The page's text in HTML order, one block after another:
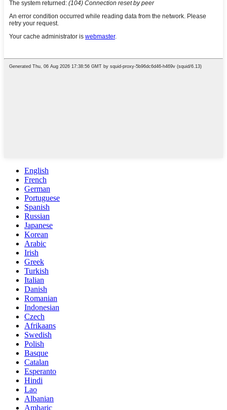
English
French
German
Portuguese
Spanish
Russian
Japanese
Korean
Arabic
Irish
Greek
Turkish
Italian
Danish
Romanian
Indonesian
Czech
Afrikaans
Swedish
Polish
Basque
Catalan
Esperanto
Hindi
Lao
Albanian
Amharic